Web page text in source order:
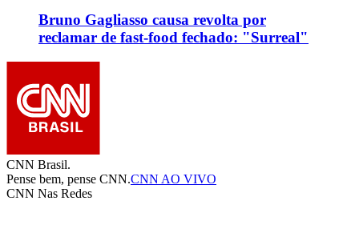
Bruno Gagliasso causa revolta por
reclamar de fast-food fechado: "Surreal"
CNN Brasil.
Pense bem, pense CNN.CNN AO VIVO
CNN Nas Redes